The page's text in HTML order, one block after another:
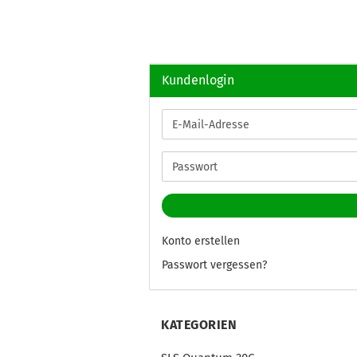
Kundenlogin
E-
Mail-
Adresse
Passwort
Konto erstellen
Passwort vergessen?
KATEGORIEN